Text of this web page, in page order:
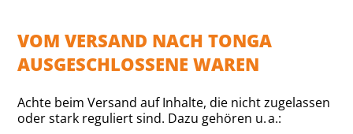
VOM VERSAND NACH TONGA
AUSGESCHLOSSENE WAREN
Achte beim Versand auf Inhalte, die nicht zugelassen
oder stark reguliert sind. Dazu gehören u. a.: